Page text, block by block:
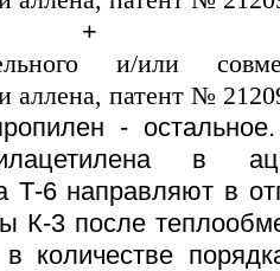
-
в
Т-6 направляют в
К-3 после
в количестве